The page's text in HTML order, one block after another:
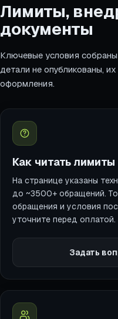
Лимиты,
документы
Ключевые условия
детали не опубликованы,
оформления.
Как читать лимиты
На странице указаны
до ~3500+ обращений.
обращения и условия
уточните перед оплатой.
Задать